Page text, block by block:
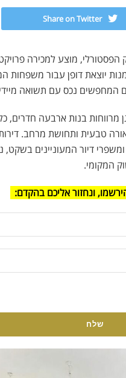
Share on Twitter
הפסטורלי, מוצע למכירה
יוצאת דופן עבור משפחות
המחפשים נכס עם תשואה
טבעית ותחושת מרחב.
דיור המעוניינים בשקט,
ונחזור אליכם בהקדם: